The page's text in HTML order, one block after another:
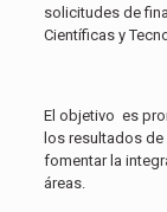
solicitudes de
Científicas y
El objetivo es
los resultados
fomentar la
áreas.